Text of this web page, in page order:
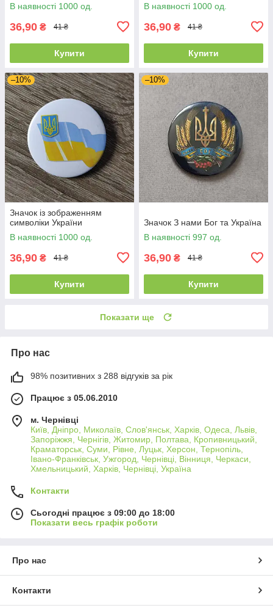
В наявності 1000 од.
36,90 ₴ 41 ₴
Купити
В наявності 1000 од.
36,90 ₴ 41 ₴
Купити
–10%
Значок із зображенням
символіки України
В наявності 1000 од.
36,90 ₴ 41 ₴
Купити
–10%
Значок З нами Бог та Україна
В наявності 997 од.
36,90 ₴ 41 ₴
Купити
Показати ще
Про нас
98% позитивних з 288 відгуків за рік
Працює з 05.06.2010
м. Чернівці
Київ, Дніпро, Миколаїв, Слов'янськ, Харків, Одеса, Львів,
Запоріжжя, Чернігів, Житомир, Полтава, Кропивницький,
Краматорськ, Суми, Рівне, Луцьк, Херсон, Тернопіль,
Івано-Франківськ, Ужгород, Чернівці, Вінниця, Черкаси,
Хмельницький, Харків, Чернівці, Україна
Контакти
Сьогодні працює з 09:00 до 18:00
Показати весь графік роботи
Про нас
Контакти